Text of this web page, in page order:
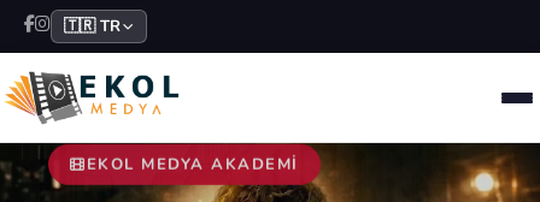
🇹🇷 TR
EKOL MEDYA AKADEMI